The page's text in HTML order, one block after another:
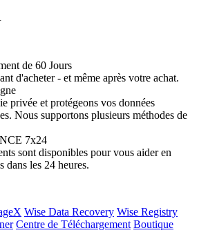
de 60 Jours
d'acheter - et même après votre achat.
privée et protégeons vos données
Nous supportons plusieurs méthodes de
7x24
sont disponibles pour vous aider en
dans les 24 heures.
Wise Data Recovery Wise Registry
Centre de Téléchargement Boutique